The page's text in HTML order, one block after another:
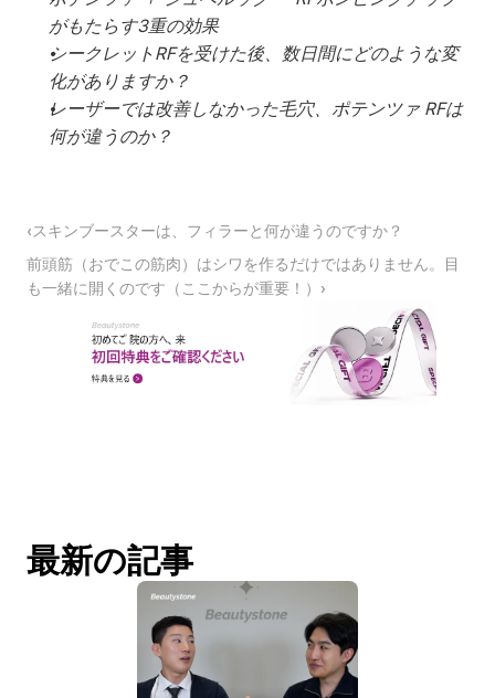
がもたらす3重の効果
シークレットRFを受けた後、数日間にどのような変
化がありますか？
レーザーでは改善しなかった毛穴、ポテンツァ RFは
何が違うのか？
‹スキンブースターは、フィラーと何が違うのですか？
前頭筋（おでこの筋肉）はシワを作るだけではありません。目
も一緒に開くのです（ここからが重要！）›
最新の記事